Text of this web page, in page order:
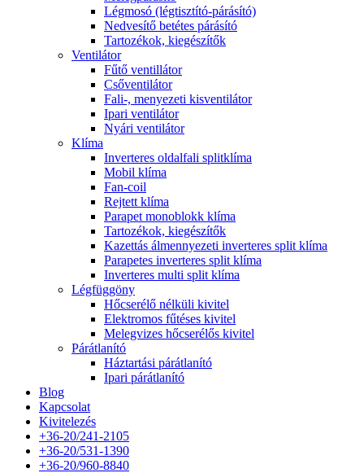
Légmosó (légtisztító-párásító)
Nedvesítő betétes párásító
Tartozékok, kiegészítők
Ventilátor
Fűtő ventillátor
Csőventilátor
Fali-, menyezeti kisventilátor
Ipari ventilátor
Nyári ventilátor
Klíma
Inverteres oldalfali splitklíma
Mobil klíma
Fan-coil
Rejtett klíma
Parapet monoblokk klíma
Tartozékok, kiegészítők
Kazettás álmennyezeti inverteres split klíma
Parapetes inverteres split klíma
Inverteres multi split klíma
Légfüggöny
Hőcserélő nélküli kivitel
Elektromos fűtéses kivitel
Melegvizes hőcserélős kivitel
Párátlanító
Háztartási párátlanító
Ipari párátlanító
Blog
Kapcsolat
Kivitelezés
+36-20/241-2105
+36-20/531-1390
+36-20/960-8840